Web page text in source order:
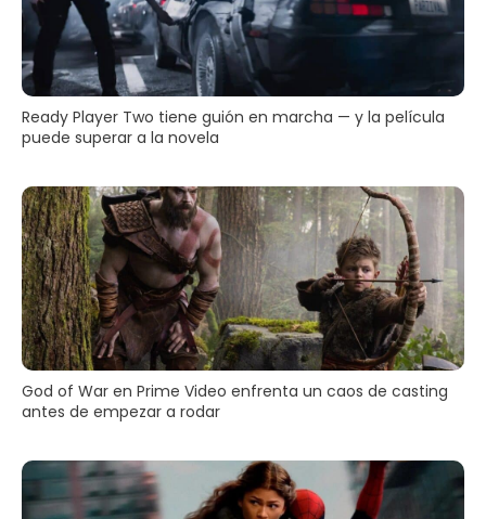
Ready Player Two tiene guión en marcha — y la película
puede superar a la novela
God of War en Prime Video enfrenta un caos de casting
antes de empezar a rodar